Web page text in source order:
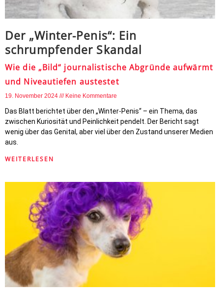
Der „Winter-Penis“: Ein
schrumpfender Skandal
Wie die „Bild“ journalistische Abgründe aufwärmt
und Niveautiefen austestet
19. November 2024 Keine Kommentare
Das Blatt berichtet über den „Winter-Penis“ – ein Thema, das
zwischen Kuriosität und Peinlichkeit pendelt. Der Bericht sagt
wenig über das Genital, aber viel über den Zustand unserer Medien
aus.
WEITERLESEN